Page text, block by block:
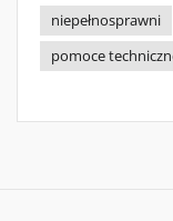
niepełnosprawni
pomoce